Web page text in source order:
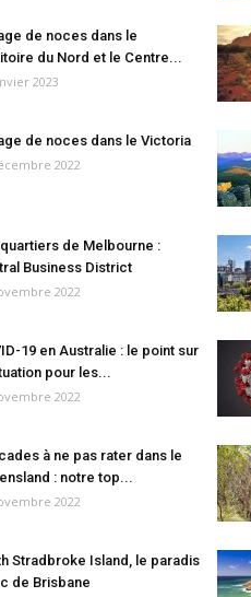
de noces dans le
du Nord et le Centre...
2023
de noces dans le Victoria
2022
de Melbourne :
Business District
2022
19 en Australie : le point sur
pour les...
2022
à ne pas rater dans le
: notre top...
2022
Stradbroke Island, le paradis
de Brisbane